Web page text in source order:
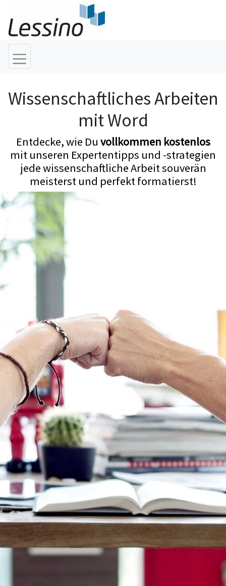
Wissenschaftliches Arbeiten
mit Word
Entdecke, wie Du vollkommen kostenlos
mit unseren Expertentipps und -strategien
jede wissenschaftliche Arbeit souverän
meisterst und perfekt formatierst!